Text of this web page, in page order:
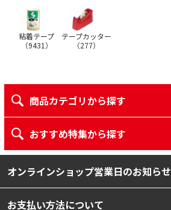
粘着テープ
（9431 ）
テープカッター
（277）
商品カテゴリから探す
おすすめ特集から探す
オンラインショップ営業日のお知らせ
お支払い方法について